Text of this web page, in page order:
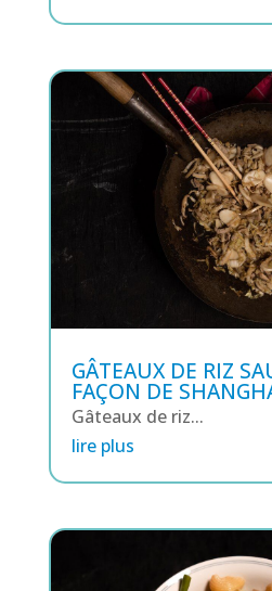
GÂTEAUX DE RIZ
FAÇON DE
Gâteaux de riz...
lire plus